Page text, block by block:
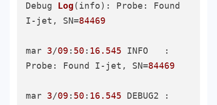
Debug Log(info) : Probe: Found
I-jet, SN=84469
mar 3/09 : 50 : 16.545 INFO   :
Probe: Found I-jet, SN=84469
mar 3/09 : 50 : 16.545 DEBUG2 :